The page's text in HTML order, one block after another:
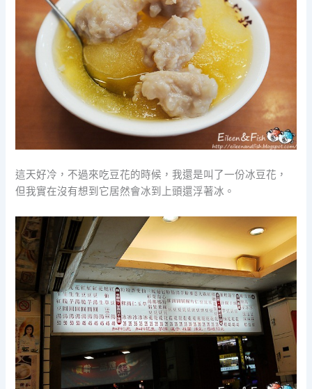
這天好冷，不過來吃豆花的時候，我還是叫了一份冰豆花，
但我實在沒有想到它居然會冰到上頭還浮著冰。